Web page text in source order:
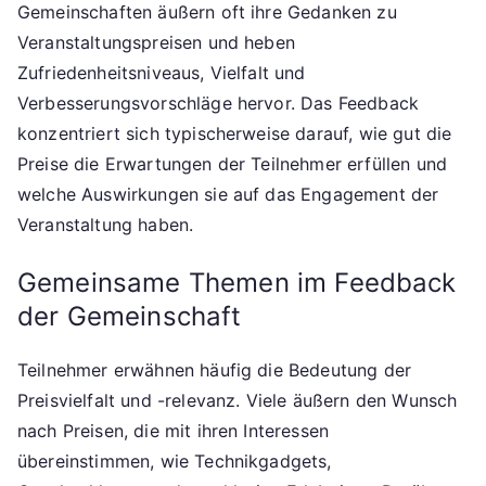
Gemeinschaften äußern oft ihre Gedanken zu
Veranstaltungspreisen und heben
Zufriedenheitsniveaus, Vielfalt und
Verbesserungsvorschläge hervor. Das Feedback
konzentriert sich typischerweise darauf, wie gut die
Preise die Erwartungen der Teilnehmer erfüllen und
welche Auswirkungen sie auf das Engagement der
Veranstaltung haben.
Gemeinsame Themen im Feedback
der Gemeinschaft
Teilnehmer erwähnen häufig die Bedeutung der
Preisvielfalt und -relevanz. Viele äußern den Wunsch
nach Preisen, die mit ihren Interessen
übereinstimmen, wie Technikgadgets,